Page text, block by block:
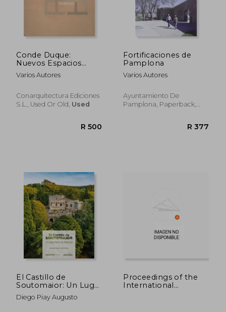
Conde Duque:
Nuevos Espacios
Culturales en el
Cuartel de las Real es
Varios Autores
Conarquitectura Ediciones
S.L., Used Or Old, Used
Fortificaciones de
Pamplona
Varios Autores
Ayuntamiento De
Pamplona, Paperback,
El Castillo de
Soutomaior: Un Lugar
Lleno de Historias
(Oeste
Diego Piay Augusto
Proceedings of the
International